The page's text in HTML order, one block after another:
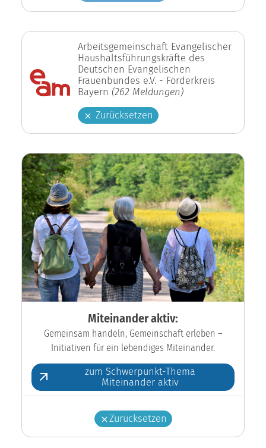
Arbeitsgemeinschaft Evangelischer
Haushaltsführungskräfte des
Deutschen Evangelischen
Frauenbundes e.V. - Förderkreis
Bayern (262 Meldungen)
Zurücksetzen
Miteinander aktiv:
Gemeinsam handeln, Gemeinschaft erleben –
Initiativen für ein lebendiges Miteinander.
zum Schwerpunkt-Thema
Miteinander aktiv
Zurücksetzen